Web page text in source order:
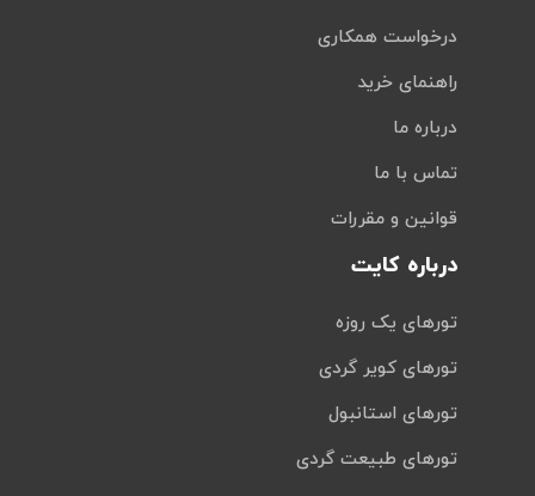
درخواست همکاری
راهنمای خرید
درباره ما
تماس با ما
قوانین و مقررات
درباره کایت
تورهای یک روزه
تورهای کویر گردی
تورهای استانبول
تورهای طبیعت گردی